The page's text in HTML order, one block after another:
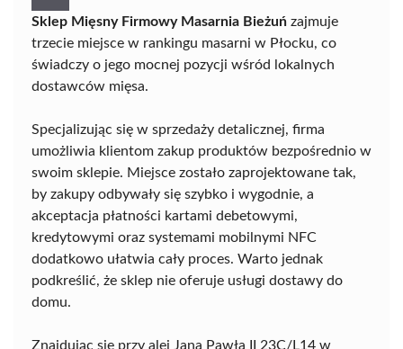
Sklep Mięsny Firmowy Masarnia Bieżuń zajmuje
trzecie miejsce w rankingu masarni w Płocku, co
świadczy o jego mocnej pozycji wśród lokalnych
dostawców mięsa.
Specjalizując się w sprzedaży detalicznej, firma
umożliwia klientom zakup produktów bezpośrednio w
swoim sklepie. Miejsce zostało zaprojektowane tak,
by zakupy odbywały się szybko i wygodnie, a
akceptacja płatności kartami debetowymi,
kredytowymi oraz systemami mobilnymi NFC
dodatkowo ułatwia cały proces. Warto jednak
podkreślić, że sklep nie oferuje usługi dostawy do
domu.
Znajdując się przy alei Jana Pawła II 23C/L14 w